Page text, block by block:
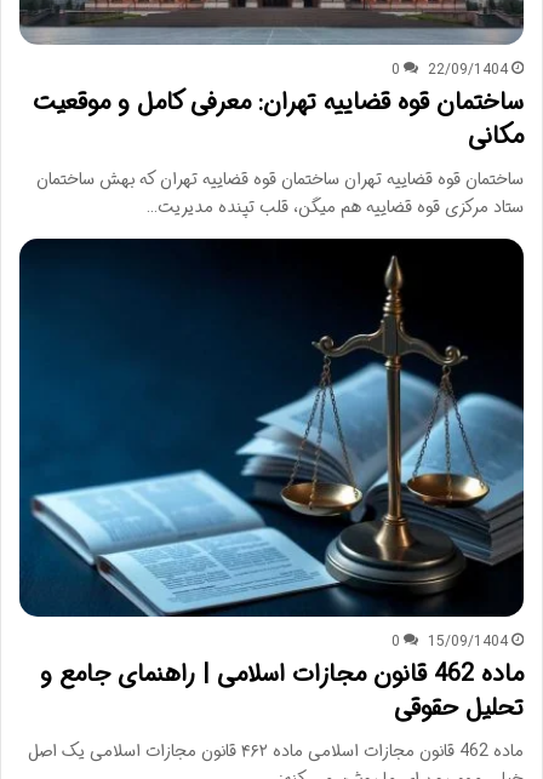
22/09/1404
0
ساختمان قوه قضاییه تهران: معرفی کامل و موقعیت
مکانی
ساختمان قوه قضاییه تهران ساختمان قوه قضاییه تهران که بهش ساختمان
ستاد مرکزی قوه قضاییه هم میگن، قلب تپنده مدیریت…
15/09/1404
0
ماده 462 قانون مجازات اسلامی | راهنمای جامع و
تحلیل حقوقی
ماده 462 قانون مجازات اسلامی ماده ۴۶۲ قانون مجازات اسلامی یک اصل